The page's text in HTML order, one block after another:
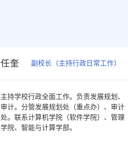
任奎 副校长（主持行政日常工作）
主持学校行政全面工作。负责发展规划、
审计。分管发展规划处（重点办）、审计
处。联系计算机学院（软件学院）、管理
学院、智能与计算学部。